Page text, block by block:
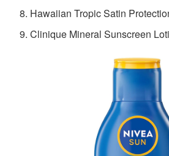
Hawaiian Tropic Satin
Clinique Mineral Sunscreen